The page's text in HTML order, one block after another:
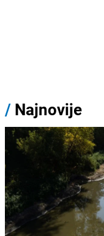
/ Najnovije